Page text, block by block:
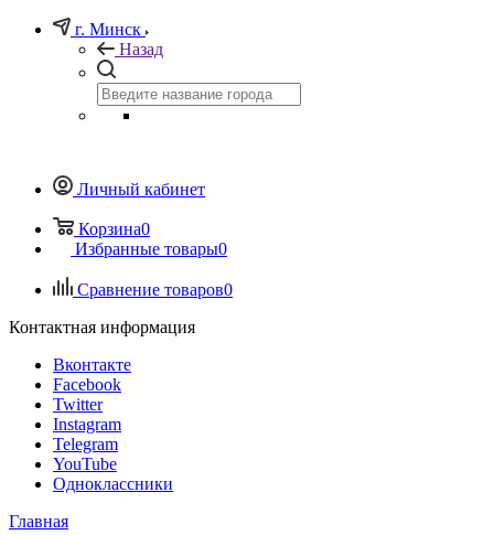
г. Минск
Назад
Личный кабинет
Корзина0
Избранные товары0
Сравнение товаров0
Контактная информация
Вконтакте
Facebook
Twitter
Instagram
Telegram
YouTube
Одноклассники
Главная